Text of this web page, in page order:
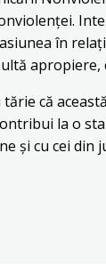
în
că
la o
și cu cei din